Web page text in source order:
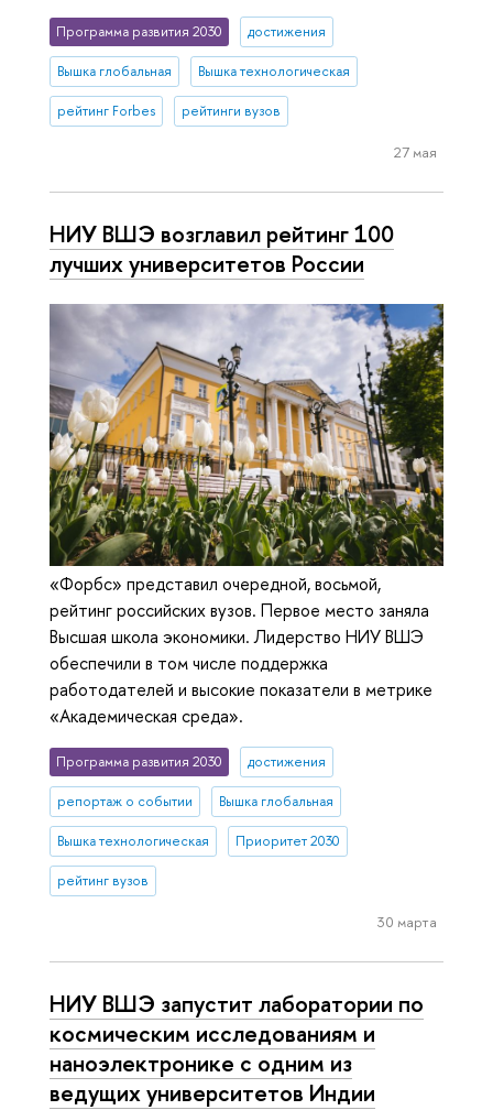
Программа развития 2030 достижения
Вышка глобальная Вышка технологическая
рейтинг Forbes рейтинги вузов
27 мая
НИУ ВШЭ возглавил рейтинг 100
лучших университетов России
«Форбс» представил очередной, восьмой,
рейтинг российских вузов. Первое место заняла
Высшая школа экономики. Лидерство НИУ ВШЭ
обеспечили в том числе поддержка
работодателей и высокие показатели в метрике
«Академическая среда».
Программа развития 2030 достижения
репортаж о событии Вышка глобальная
Вышка технологическая Приоритет 2030
рейтинг вузов
30 марта
НИУ ВШЭ запустит лаборатории по
космическим исследованиям и
наноэлектронике с одним из
ведущих университетов Индии